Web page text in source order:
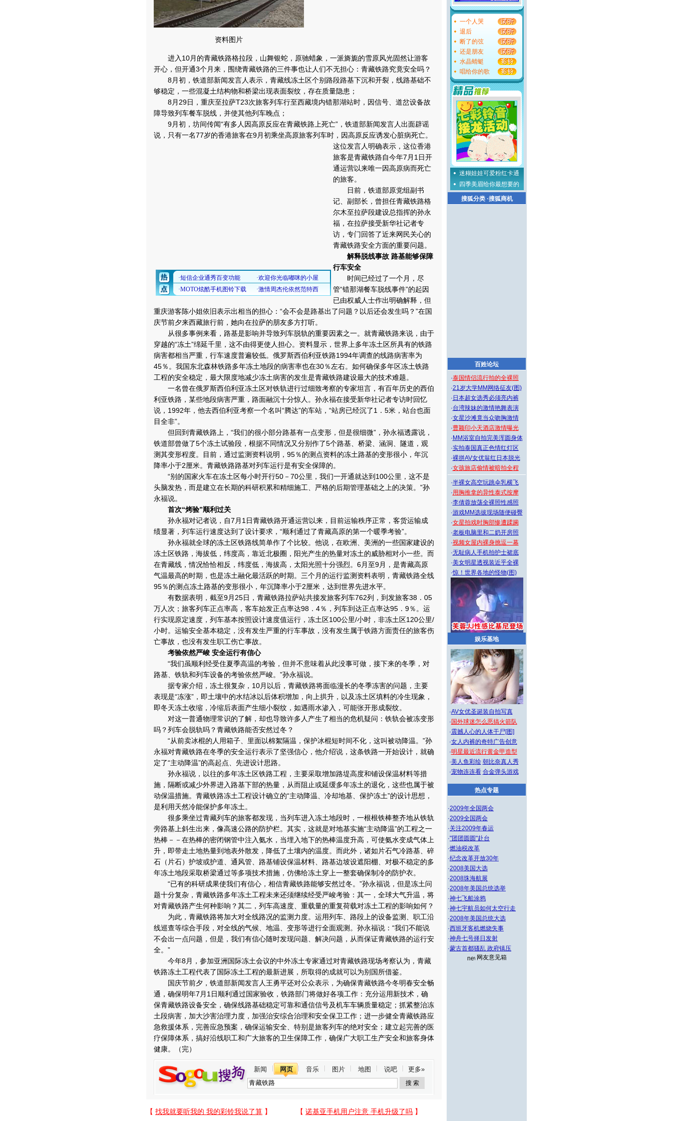
资料图片
进入10月的青藏铁路格拉段，山舞银蛇，原驰蜡象，一派旖旎的雪原风光固然让游客
开心，但开通3个月来，围绕青藏铁路的三件事也让人们不无担心：青藏铁路究竟安全吗？
8月初，铁道部新闻发言人表示，青藏线冻土区个别路段路基下沉和开裂，线路基础不
够稳定，一些混凝土结构物和桥梁出现表面裂纹，存在质量隐患；
8月29日，重庆至拉萨T23次旅客列车行至西藏境内错那湖站时，因信号、道岔设备故
障导致列车餐车脱线，并使其他列车晚点；
9月初，坊间传闻“有多人因高原反应在青藏铁路上死亡”，铁道部新闻发言人出面辟谣
说，只有一名77岁的香港旅客在9月初乘坐高原旅客列车时，因高原反应诱发心脏病死亡。
这位发言人明确表示，这位香港
旅客是青藏铁路自今年7月1日开
通运营以来唯一因高原病而死亡
的旅客。
日前，铁道部原党组副书
记、副部长，曾担任青藏铁路格
尔木至拉萨段建设总指挥的孙永
福，在拉萨接受新华社记者专
访，专门回答了近来网民关心的
青藏铁路安全方面的重要问题。
解释脱线事故 路基能够保障
行车安全
时间已经过了一个月，尽
管“错那湖餐车脱线事件”的起因
已由权威人士作出明确解释，但
重庆游客陈小姐依旧表示出相当的担心：“会不会是路基出了问题？以后还会发生吗？”在国
庆节前夕来西藏旅行前，她向在拉萨的朋友多方打听。
从很多事例来看，路基是影响并导致列车脱轨的重要因素之一。就青藏铁路来说，由于
穿越的“冻土”绵延千里，这不由得更使人担心。资料显示，世界上多年冻土区所具有的铁路
病害都相当严重，行车速度普遍较低。俄罗斯西伯利亚铁路1994年调查的线路病害率为
45％。我国东北森林铁路多年冻土地段的病害率也在30％左右。如何确保多年区冻土铁路
工程的安全稳定，最大限度地减少冻土病害的发生是青藏铁路建设最大的技术难题。
一名曾在俄罗斯西伯利亚冻土区对铁轨进行过细致考察的专家坦言，有百年历史的西伯
利亚铁路，某些地段病害严重，路面融沉十分惊人。孙永福在接受新华社记者专访时回忆
说，1992年，他去西伯利亚考察一个名叫“腾达”的车站，“站房已经沉了1．5米，站台也面
目全非”。
但回到青藏铁路上，“我们的很小部分路基有一点变形，但是很细微”，孙永福透露说，
铁道部曾做了5个冻土试验段，根据不同情况又分别作了5个路基、桥梁、涵洞、隧道，观
测其变形程度。目前，通过监测资料说明，95％的测点资料的冻土路基的变形很小，年沉
降率小于2厘米。青藏铁路路基对列车运行是有安全保障的。
“别的国家火车在冻土区每小时开行50－70公里，我们一开通就达到100公里，这不是
头脑发热，而是建立在长期的科研积累和精细施工、严格的后期管理基础之上的决策。”孙
永福说。
首次“烤验”顺利过关
孙永福对记者说，自7月1日青藏铁路开通运营以来，目前运输秩序正常，客货运输成
绩显著，列车运行速度达到了设计要求，“顺利通过了青藏高原的第一个暖季考验”。
孙永福就全球的冻土区铁路线简单作了个比较。他说，在欧洲、美洲的一些国家建设的
冻土区铁路，海拔低，纬度高，靠近北极圈，阳光产生的热量对冻土的威胁相对小一些。而
在青藏线，情况恰恰相反，纬度低，海拔高，太阳光照十分强烈。6月至9月，是青藏高原
气温最高的时期，也是冻土融化最活跃的时期。三个月的运行监测资料表明，青藏铁路全线
95％的测点冻土路基的变形很小，年沉降率小于2厘米，达到世界先进水平。
有数据表明，截至9月25日，青藏铁路拉萨站共接发旅客列车762列，到发旅客38．05
万人次；旅客列车正点率高，客车始发正点率达98．4％，列车到达正点率达95．9％。运
行实现原定速度，列车基本按照设计速度值运行，冻土区100公里/小时，非冻土区120公里/
小时。运输安全基本稳定，没有发生严重的行车事故，没有发生属于铁路方面责任的旅客伤
亡事故，也没有发生职工伤亡事故。
考验依然严峻 安全运行有信心
“我们虽顺利经受住夏季高温的考验，但并不意味着从此没事可做，接下来的冬季，对
路基、铁轨和列车设备的考验依然严峻。”孙永福说。
据专家介绍，冻土很复杂，10月以后，青藏铁路将面临漫长的冬季冻害的问题，主要
表现是“冻涨”，即土壤中的水结冰以后体积增加，向上拱升，以及冻土区填料的冷生现象，
即冬天冻土收缩，冷缩后表面产生细小裂纹，如遇雨水渗入，可能张开形成裂纹。
对这一普通物理常识的了解，却也导致许多人产生了相当的危机疑问：铁轨会被冻变形
吗？列车会脱轨吗？青藏铁路能否安然过冬？
“从前卖冰棍的人用箱子、里面以棉絮隔温，保护冰棍短时间不化，这叫被动降温。”孙
永福对青藏铁路在冬季的安全运行表示了坚强信心，他介绍说，这条铁路一开始设计，就确
定了“主动降温”的高起点、先进设计思路。
孙永福说，以往的多年冻土区铁路工程，主要采取增加路堤高度和铺设保温材料等措
施，隔断或减少外界进入路基下部的热量，从而阻止或延缓多年冻土的退化，这些也属于被
动保温措施。青藏铁路冻土工程设计确立的“主动降温、冷却地基、保护冻土”的设计思想，
是利用天然冷能保护多年冻土。
很多乘坐过青藏列车的旅客都发现，当列车进入冻土地段时，一根根铁棒整齐地从铁轨
旁路基上斜生出来，像高速公路的防护栏。其实，这就是对地基实施“主动降温”的工程之一
热棒－－在热棒的密闭钢管中注入氨水，当埋入地下的热棒温度升高，可使氨水变成气体上
升，即带走土地热量到地表外散发，降低了土壤内的温度。而此外，诸如片石气冷路基、碎
石（片石）护坡或护道、通风管、路基铺设保温材料、路基边坡设遮阳棚、对极不稳定的多
年冻土地段采取桥梁通过等多项技术措施，仿佛给冻土穿上一整套确保制冷的防护衣。
“已有的科研成果使我们有信心，相信青藏铁路能够安然过冬。”孙永福说，但是冻土问
题十分复杂，青藏铁路多年冻土工程未来还须继续经受严峻考验：其一，全球大气升温，将
对青藏铁路产生何种影响？其二，列车高速度、重载量的重复荷载对冻土工程的影响如何？
为此，青藏铁路将加大对全线路况的监测力度。运用列车、路段上的设备监测、职工沿
线巡查等综合手段，对全线的气候、地温、变形等进行全面观测。孙永福说：“我们不能说
不会出一点问题，但是，我们有信心随时发现问题、解决问题，从而保证青藏铁路的运行安
全。”
今年8月，参加亚洲国际冻土会议的中外冻土专家通过对青藏铁路现场考察认为，青藏
铁路冻土工程代表了国际冻土工程的最新进展，所取得的成就可以为别国所借鉴。
国庆节前夕，铁道部新闻发言人王勇平还对公众表示，为确保青藏铁路今冬明春安全畅
通，确保明年7月1日顺利通过国家验收，铁路部门将做好各项工作：充分运用新技术，确
保青藏铁路设备安全，确保线路基础稳定可靠和通信信号及机车车辆质量稳定；抓紧整治冻
土段病害，加大沙害治理力度，加强治安综合治理和安全保卫工作；进一步健全青藏铁路应
急救援体系，完善应急预案，确保运输安全、特别是旅客列车的绝对安全；建立起完善的医
疗保障体系，搞好沿线职工和广大旅客的卫生保障工作，确保广大职工生产安全和旅客身体
健康。（完）
新闻 网页 音乐 图片 地图 说吧 更多»
一个人哭
退后
断了的弦
还是朋友
水晶蜻蜓
唱给你的歌
迷糊娃娃可爱粉红卡通
四季美眉给你最想要的
搜狐分类·搜狐商机
百姓论坛
·泰国情侣流行拍的全裸照
·21岁大学MM网络征友(图)
· 日本超女选秀必须亮内裤
·台湾辣妹的激情艳舞表演
·女星沙滩竟当众吻胸激情
·曹颖印小天酒店激情曝光
· MM浴室自拍完美浑圆身体
·实拍泰国真正色情红灯区
·裸拼AV女优翁红日本脱光
·女孩旅店偷情被暗拍全程
·半裸女高空玩跳伞乳横飞
·用胸推拿的异性泰式按摩
·李倩蓉放荡全裸照性感照
·游戏MM选拔现场随便碰臀
·女星拍戏时胸部惨遭蹂躏
·老板电脑里和二奶开房照
·视频女屋内裸身挑逗一幕
·无耻病人手机拍护士裙底
·美女明星透视装近乎全裸
·惊！世界各地的怪物(图)
娱乐基地
·AV女优圣诞装自拍写真
· 国外球迷怎么恶搞火箭队
·震撼人心的人体干尸[图]
·女人内裤的奇特广告创意
·明星最近流行黄金甲造型
·美人鱼彩绘 朝比奈真人秀
·宠物连连看 合金弹头游戏
热点专题
·2009年全国两会
·2009全国两会
·关注2009年春运
·"团团圆圆"赴台
·燃油税改革
·纪念改革开放30年
·2008美国大选
·2008珠海航展
·2008年美国总统选举
·神七飞船涂鸦
·神七宇航员如何太空行走
·2008年美国总统大选
·西班牙客机燃烧失事
·神舟七号择日发射
·蒙古首都骚乱 政府镇压
网友意见箱